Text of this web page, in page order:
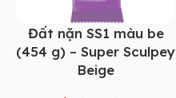
Đất nặn SS1 màu be
(454 g) – Super Sculpey
Beige